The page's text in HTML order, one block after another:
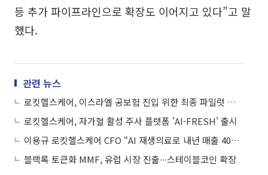
등 추가 파이프라인으로 확장도 이어지고 있다”고 말
했다.
관련 뉴스
로킷헬스케어, 이스라엘 공보험 진입 위한 최종 파일럿 스터디 승인
로킷헬스케어, 자가혈 활성 주사 플랫폼 'AI-FRESH' 출시
이용규 로킷헬스케어 CFO “AI 재생의료로 내년 매출 400억 도전”
블랙록 토큰화 MMF, 유럽 시장 진출∙∙∙스테이블코인 확장